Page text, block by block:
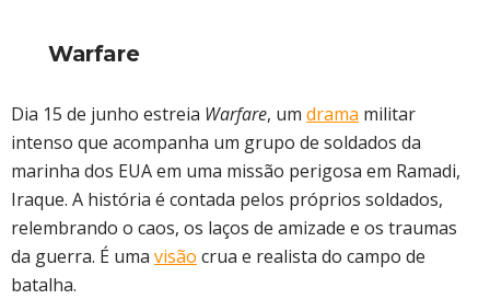
Warfare
Dia 15 de junho estreia Warfare, um drama militar
intenso que acompanha um grupo de soldados da
marinha dos EUA em uma missão perigosa em Ramadi,
Iraque. A história é contada pelos próprios soldados,
relembrando o caos, os laços de amizade e os traumas
da guerra. É uma visão crua e realista do campo de
batalha.